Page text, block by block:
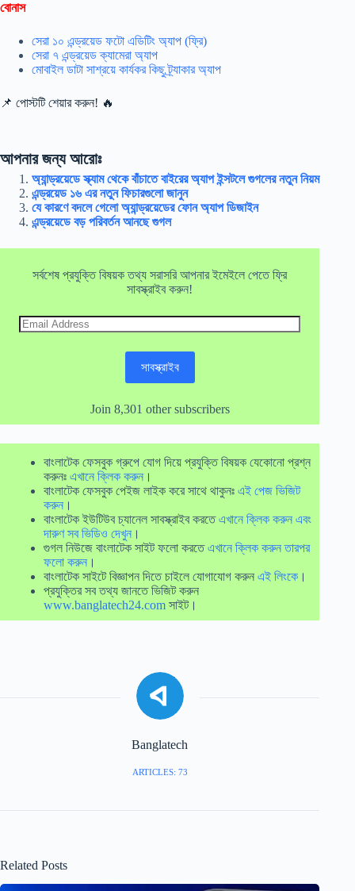
বোনাস
সেরা ১০ এন্ড্রয়েড ফটো এডিটিং অ্যাপ (ফ্রি)
সেরা ৭ এন্ড্রয়েড ক্যামেরা অ্যাপ
মোবাইল ডাটা সাশ্রয়ে কার্যকর কিছু ট্র্যাকার অ্যাপ
📌 পোস্টটি শেয়ার করুন! 🔥
আপনার জন্য আরোঃ
অ্যান্ড্রয়েডে স্ক্যাম থেকে বাঁচাতে বাইরের অ্যাপ ইন্সটলে গুগলের নতুন নিয়ম
এন্ড্রয়েড ১৬ এর নতুন ফিচারগুলো জানুন
যে কারণে বদলে গেলো অ্যান্ড্রয়েডের ফোন অ্যাপ ডিজাইন
এন্ড্রয়েডে বড় পরিবর্তন আনছে গুগল
সর্বশেষ প্রযুক্তি বিষয়ক তথ্য সরাসরি আপনার ইমেইলে পেতে ফ্রি
সাবস্ক্রাইব করুন!
Email
Address
সাবস্ক্রাইব
Join 8,301 other subscribers
বাংলাটেক ফেসবুক গ্রুপে যোগ দিয়ে প্রযুক্তি বিষয়ক যেকোনো প্রশ্ন
করুনঃ এখানে ক্লিক করুন ।
বাংলাটেক ফেসবুক পেইজ লাইক করে সাথে থাকুনঃ এই পেজ ভিজিট
করুন ।
বাংলাটেক ইউটিউব চ্যানেল সাবস্ক্রাইব করতেএখানে ক্লিক করুন এবং
দারুণ সব ভিডিও দেখুন ।
গুগল নিউজে বাংলাটেক সাইট ফলো করতেএখানে ক্লিক করুন তারপর
ফলো করুন ।
বাংলাটেক সাইটে বিজ্ঞাপন দিতে চাইলে যোগাযোগ করুন এই লিংকে ।
প্রযুক্তির সব তথ্য জানতে ভিজিট করুন
www.banglatech24.com সাইট।
Banglatech
ARTICLES: 73
Related Posts